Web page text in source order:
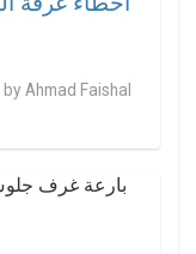
by Ahmad Faishal